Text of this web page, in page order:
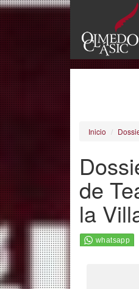
Pasar
al
contenido
principal
Inicio
de
la